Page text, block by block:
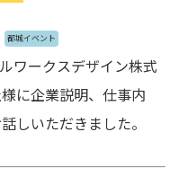
都城イベント
ワークスデザイン株式
に企業説明、仕事内
しいただきました。